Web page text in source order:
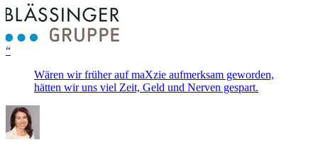
“
Wären wir früher auf maXzie aufmerksam geworden,
hätten wir uns viel Zeit, Geld und Nerven gespart.